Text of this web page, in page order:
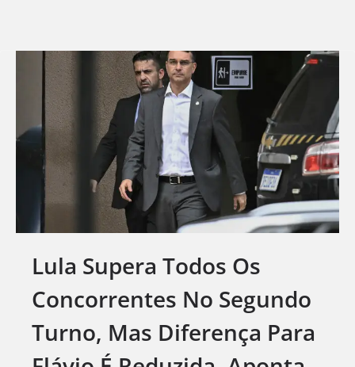
Lula Supera Todos Os
Concorrentes No Segundo
Turno, Mas Diferença Para